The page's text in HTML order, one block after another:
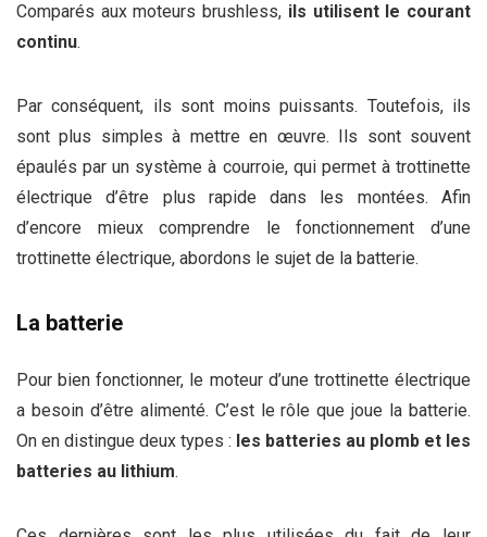
Comparés aux moteurs brushless, ils utilisent le courant
continu.
Par conséquent, ils sont moins puissants. Toutefois, ils
sont plus simples à mettre en œuvre. Ils sont souvent
épaulés par un système à courroie, qui permet à trottinette
électrique d’être plus rapide dans les montées. Afin
d’encore mieux comprendre le fonctionnement d’une
trottinette électrique, abordons le sujet de la batterie.
La batterie
Pour bien fonctionner, le moteur d’une trottinette électrique
a besoin d’être alimenté. C’est le rôle que joue la batterie.
On en distingue deux types : les batteries au plomb et les
batteries au lithium.